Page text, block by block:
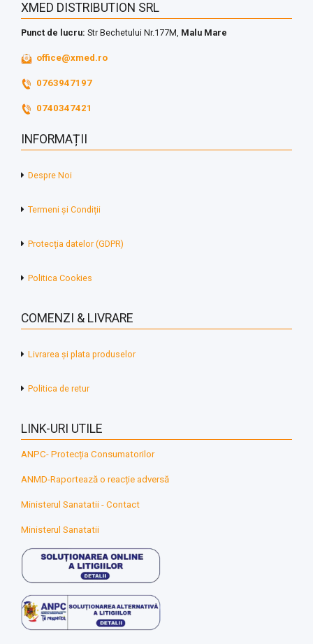
XMED DISTRIBUTION SRL
Punct de lucru: Str Bechetului Nr.177M, Malu Mare
office@xmed.ro
0763947197
0740347421
INFORMAȚII
Despre Noi
Termeni și Condiții
Protecția datelor (GDPR)
Politica Cookies
COMENZI & LIVRARE
Livrarea și plata produselor
Politica de retur
LINK-URI UTILE
ANPC- Protecția Consumatorilor
ANMD-Raportează o reacție adversă
Ministerul Sanatatii - Contact
Ministerul Sanatatii